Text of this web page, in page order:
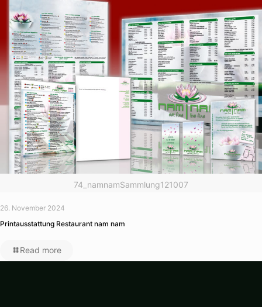
74_namnamSammlung121007
26. November 2024
Printausstattung Restaurant nam nam
Read more